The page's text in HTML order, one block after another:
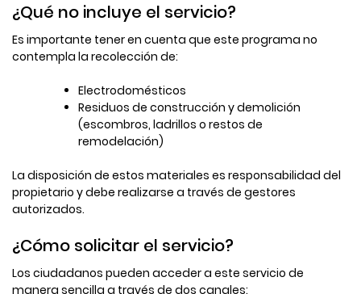
¿Qué no incluye el servicio?
Es importante tener en cuenta que este programa no
contempla la recolección de:
Electrodomésticos
Residuos de construcción y demolición
(escombros, ladrillos o restos de
remodelación)
La disposición de estos materiales es responsabilidad del
propietario y debe realizarse a través de gestores
autorizados.
¿Cómo solicitar el servicio?
Los ciudadanos pueden acceder a este servicio de
manera sencilla a través de dos canales: